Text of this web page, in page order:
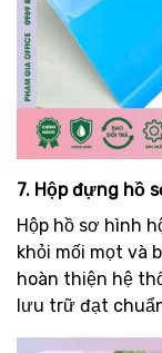
7. Hộp đựng hồ
Hộp hồ sơ hình
khỏi mối mọt và
hoàn thiện hệ
lưu trữ đạt